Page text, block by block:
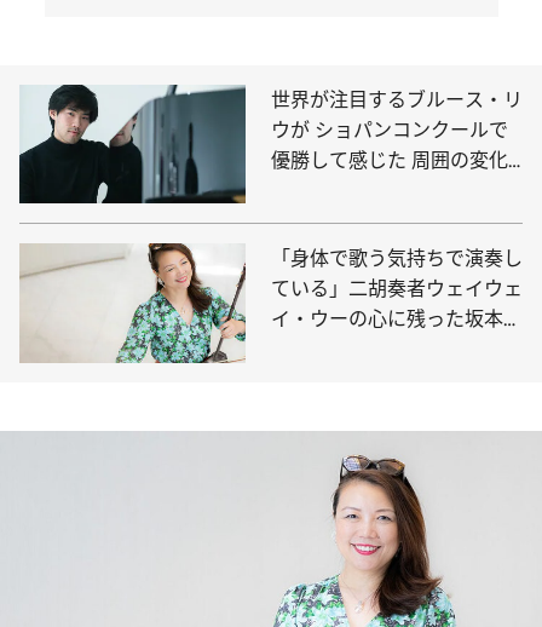
世界が注目するブルース・リ
ウが ショパンコンクールで
優勝して感じた 周囲の変化
「身体で歌う気持ちで演奏し
ている」二胡奏者ウェイウェ
イ・ウーの心に残った坂本龍